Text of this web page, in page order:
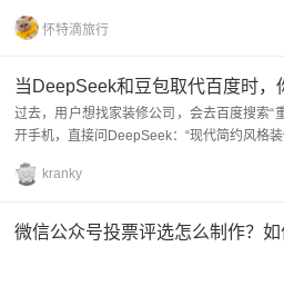
怀特滴旅行
当DeepSeek和豆包取代百度时，
过去，用户想找家装修公司，会去百度搜索“
开手机，直接问DeepSeek：“现代简约风格
kranky
微信公众号投票评选怎么制作？